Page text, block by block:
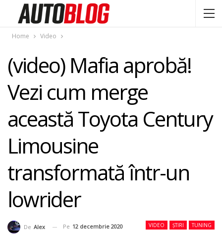
Home Video
(video) Mafia aprobă!
Vezi cum merge
această Toyota Century
Limousine
transformată într-un
lowrider
VIDEO ȘTIRI TUNING
De Alex Pe 12 decembrie 2020